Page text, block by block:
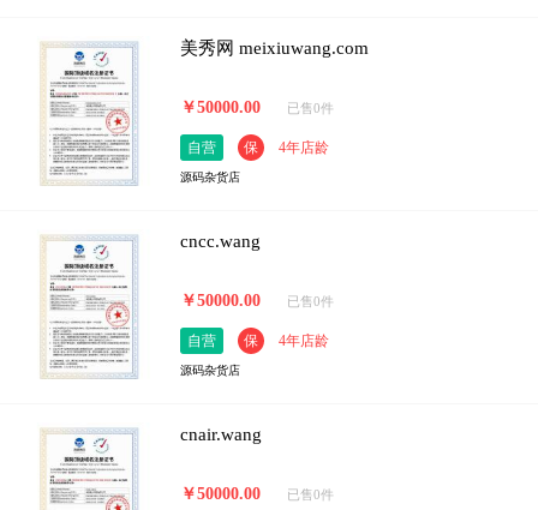
美秀网 meixiuwang.com
￥50000.00 已售0件
自营 保 4年店龄
源码杂货店
cncc.wang
￥50000.00 已售0件
自营 保 4年店龄
源码杂货店
cnair.wang
￥50000.00 已售0件